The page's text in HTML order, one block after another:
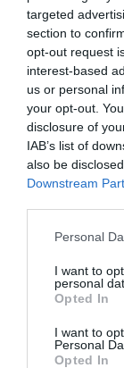
targeted
section to
opt-out request
interest-based
us or personal
your opt-out.
disclosure of
IAB’s list of
also be
Downstream
Personal
I want to
personal
Opted In
I want to
Personal
Opted In
expertos, la
estructural,
de fuerte
Sin embargo,
del negocio de
vez más
movimientos
También se
crecimientos